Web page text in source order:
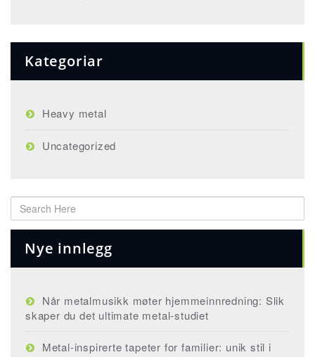
Kategoriar
Heavy metal
Uncategorized
Nye innlegg
Når metalmusikk møter hjemmeinnredning: Slik
skaper du det ultimate metal-studiet
Metal-inspirerte tapeter for familier: unik stil i